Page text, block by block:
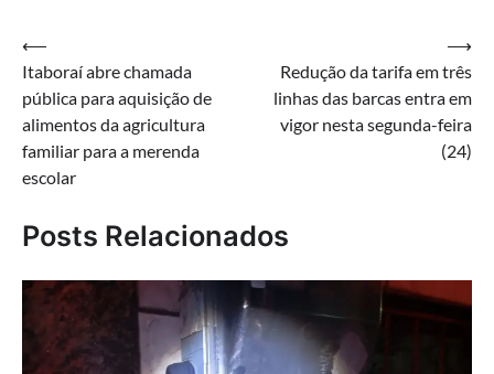
Navegação
de
Post
⟵
Itaboraí abre chamada
pública para aquisição de
alimentos da agricultura
familiar para a merenda
escolar
Redução da tarifa em três
linhas das barcas entra em
vigor nesta segunda-feira
(24)
⟶
Posts Relacionados